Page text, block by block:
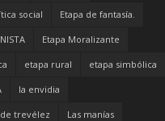
social Etapa de fantasía.
Etapa Moralizante
etapa rural etapa simbólica
la envidia
trevélez Las manías